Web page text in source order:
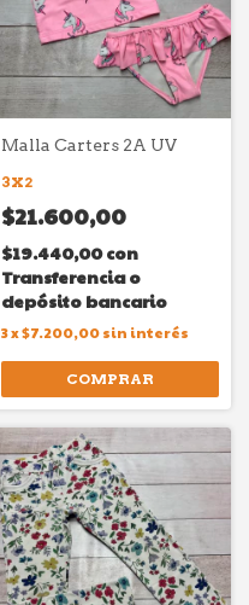
Malla Carters 2A UV
3X2
$21.600,00
$19.440,00con
Transferencia o
depósito bancario
3x$7.200,00 sin interés
COMPRAR